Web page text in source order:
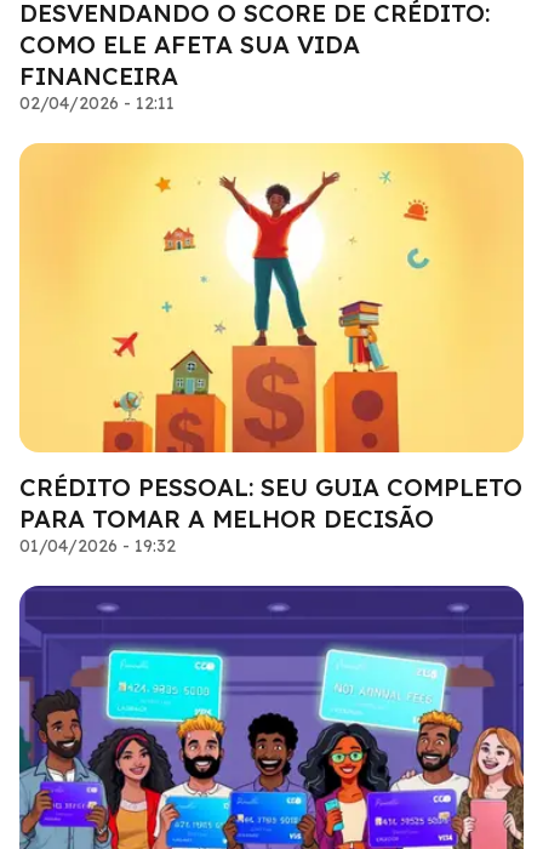
DESVENDANDO O SCORE DE CRÉDITO:
COMO ELE AFETA SUA VIDA
FINANCEIRA
02/04/2026 - 12:11
CRÉDITO PESSOAL: SEU GUIA COMPLETO
PARA TOMAR A MELHOR DECISÃO
01/04/2026 - 19:32